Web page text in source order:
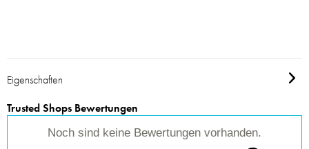
Eigenschaften
Trusted Shops Bewertungen
Noch sind keine Bewertungen vorhanden.